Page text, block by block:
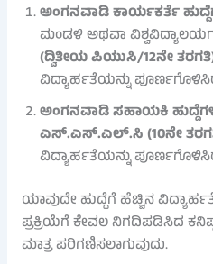
ಅಂಗನವಾಡಿ ಕಾರ್ಯಕರ್ತೆ
ಮಂಡಳಿ ಅಥವಾ
(ದ್ವಿತೀಯ ಪಿಯುಸಿ/12ನೇ
ವಿದ್ಯಾರ್ಹತೆಯನ್ನು
ಅಂಗನವಾಡಿ ಸಹಾಯಕಿ
ಎಸ್.ಎಸ್.ಎಲ್.ಸಿ (10ನೇ
ವಿದ್ಯಾರ್ಹತೆಯನ್ನು
ಯಾವುದೇ ಹುದ್ದೆಗೆ ಹೆಚ್ಚಿನ
ಪ್ರಕ್ರಿಯೆಗೆ ಕೇವಲ ನಿಗದಿಪಡಿಸಿದ
ಮಾತ್ರ ಪರಿಗಣಿಸಲಾಗುವುದು.